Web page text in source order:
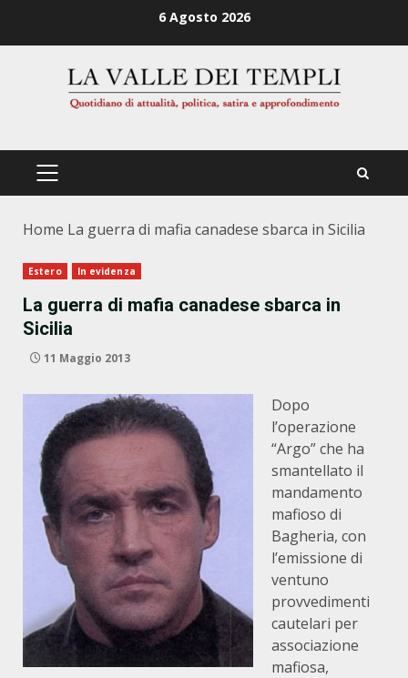
6 Agosto 2026
PRIMÄRES
Home La guerra di mafia canadese sbarca in Sicilia
Estero In evidenza
La guerra di mafia canadese sbarca in
Sicilia
11 Maggio 2013
Dopo
l’operazione
“Argo” che ha
smantellato il
mandamento
mafioso di
Bagheria, con
l’emissione di
ventuno
provvedimenti
cautelari per
associazione
mafiosa,